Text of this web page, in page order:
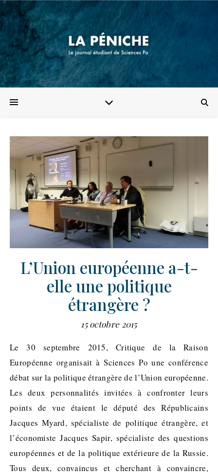
L’Union européenne a-t-
elle une politique
étrangère ?
15 octobre 2015
Le 30 septembre 2015, Critique de la Raison
Européenne organisait à Sciences Po une conférence
débat sur la politique étrangère de l’Union européenne.
Les deux personnalités invitées à confronter leurs
points de vue étaient le député des Républicains
Jacques Myard, spécialiste de politique étrangère, et
l’économiste Jacques Sapir, spécialiste des questions
européennes et de la politique extérieure de la Russie.
Tous deux, convaincus et cherchant à convaincre,